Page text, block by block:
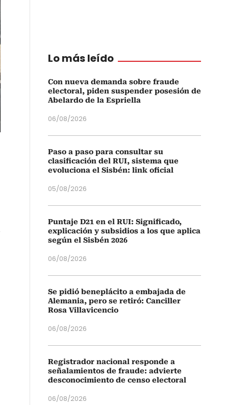
Lo más leído
Con nueva demanda sobre fraude
electoral, piden suspender posesión de
Abelardo de la Espriella
06/08/2026
Paso a paso para consultar su
clasificación del RUI, sistema que
evoluciona el Sisbén: link oficial
05/08/2026
Puntaje D21 en el RUI: Significado,
explicación y subsidios a los que aplica
según el Sisbén 2026
06/08/2026
Se pidió beneplácito a embajada de
Alemania, pero se retiró: Canciller
Rosa Villavicencio
06/08/2026
Registrador nacional responde a
señalamientos de fraude: advierte
desconocimiento de censo electoral
06/08/2026